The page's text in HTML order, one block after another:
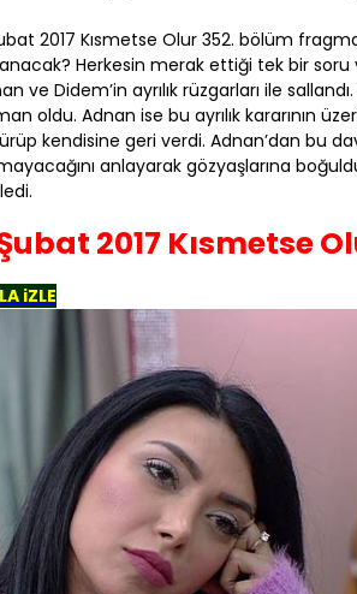
2017 Kısmetse Olur 352. bölüm
Herkesin merak ettiği tek bir soru
ve Didem’in ayrılık rüzgarları ile
oldu. Adnan ise bu ayrılık kararının
kendisine geri verdi. Adnan’dan bu
anlayarak gözyaşlarına
2017 Kısmetse
iZLE